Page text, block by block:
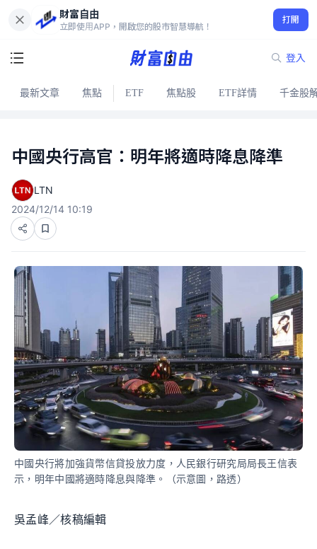
財富自由
立即使用APP，開啟您的股市智慧導航！
打開
登入
最新文章 焦點 ETF 焦點股 ETF詳情 千金股
中國央行高官：明年將適時降息降準
LTN
2024/12/14 10:19
中國央行將加強貨幣信貸投放力度，人民銀行研究局局長王信表
示，明年中國將適時降息與降準。（示意圖，路透）
吳孟峰／核稿編輯